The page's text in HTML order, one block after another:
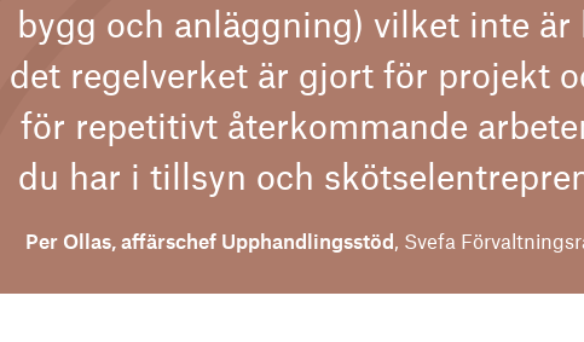
bygg och anläggning) vilket inte är
det regelverket är gjort för projekt
för repetitivt återkommande
du har i tillsyn och
Per Ollas, affärschef Upphandlingsstöd, Svefa